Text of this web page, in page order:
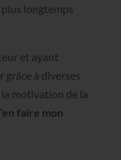
longtemps
et ayant
grâce à diverses
motivation de la
faire mon